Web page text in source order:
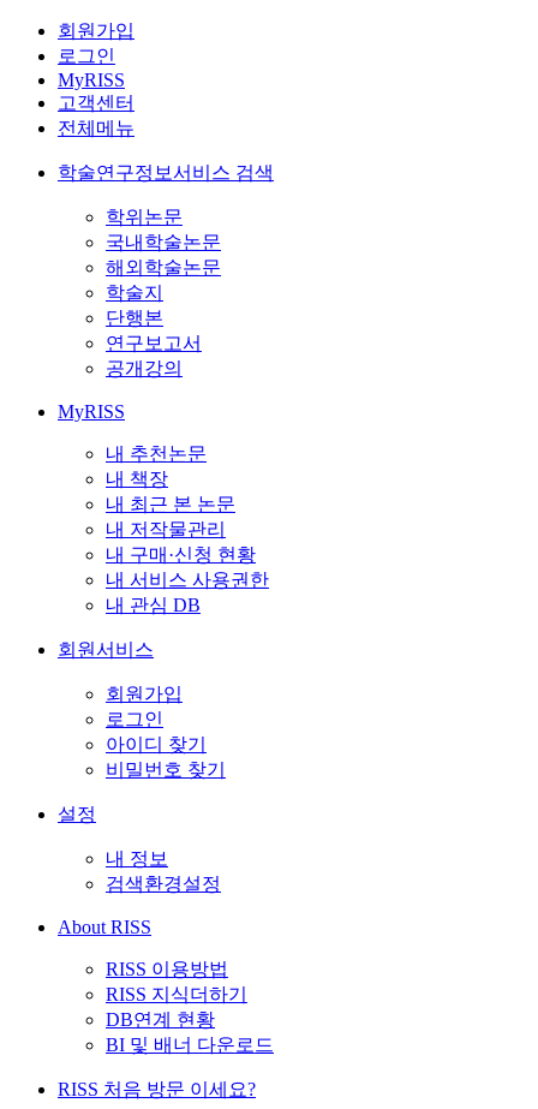
회원가입
로그인
MyRISS
고객센터
전체메뉴
학술연구정보서비스 검색
학위논문
국내학술논문
해외학술논문
학술지
단행본
연구보고서
공개강의
MyRISS
내 추천논문
내 책장
내 최근 본 논문
내 저작물관리
내 구매·신청 현황
내 서비스 사용권한
내 관심 DB
회원서비스
회원가입
로그인
아이디 찾기
비밀번호 찾기
설정
내 정보
검색환경설정
About RISS
RISS 이용방법
RISS 지식더하기
DB연계 현황
BI 및 배너 다운로드
RISS 처음 방문 이세요?